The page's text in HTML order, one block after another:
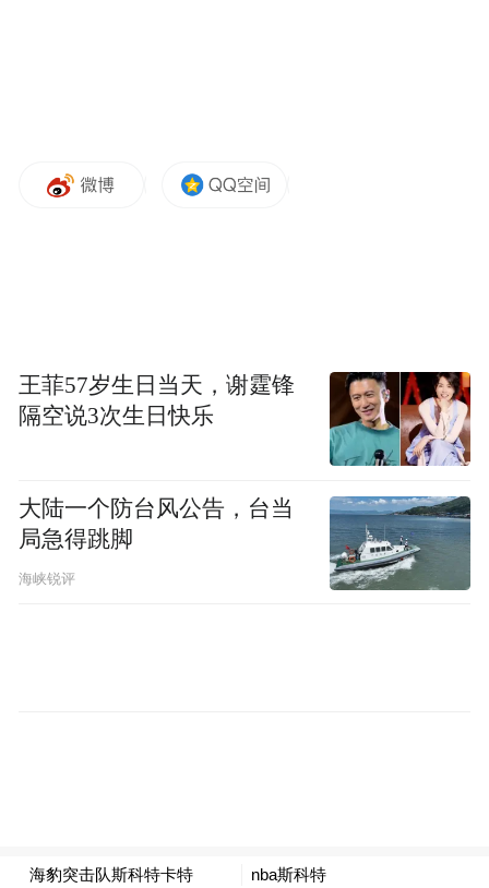
by the user of Dafeng Hao, which is a social media
platform and merely provides information storage
space services.”
王菲57岁生日当天，谢霆锋
隔空说3次生日快乐
大陆一个防台风公告，台当
局急得跳脚
海峡锐评